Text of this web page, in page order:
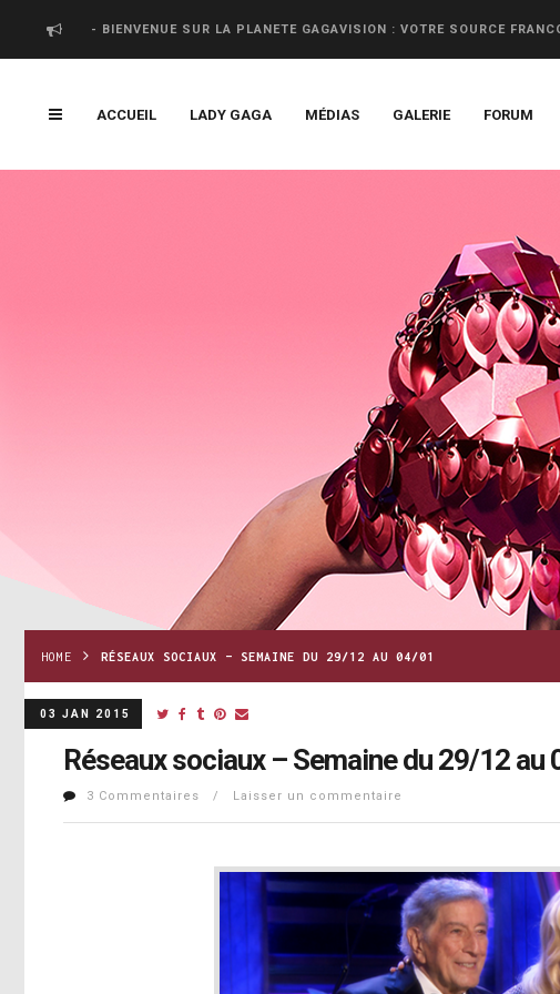
- BIENVENUE SUR LA PLANETE GAGAVISION : VOTRE SOURCE
ACCUEIL LADY GAGA MÉDIAS GALERIE FORUM
HOME RÉSEAUX SOCIAUX – SEMAINE DU 29/12 AU 04/01
03 JAN 2015
Réseaux sociaux – Semaine du 29/12 au
3 Commentaires / Laisser un commentaire